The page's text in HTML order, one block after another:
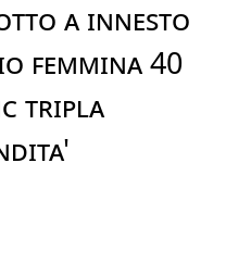
A INNESTO
FEMMINA 40
TRIPLA